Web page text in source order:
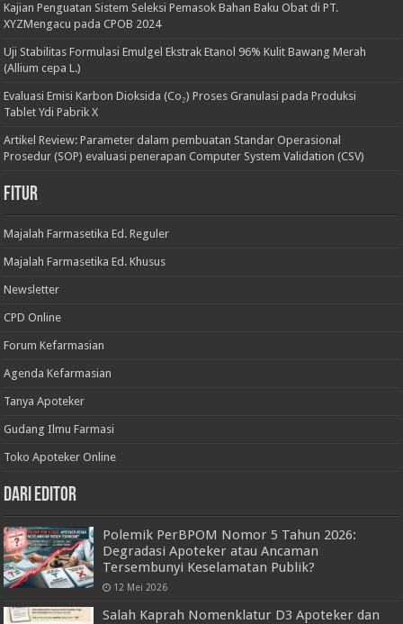
Kajian Penguatan Sistem Seleksi Pemasok Bahan Baku Obat di PT.
XYZMengacu pada CPOB 2024
Uji Stabilitas Formulasi Emulgel Ekstrak Etanol 96% Kulit Bawang Merah
(Allium cepa L.)
Evaluasi Emisi Karbon Dioksida (Co₂) Proses Granulasi pada Produksi
Tablet Ydi Pabrik X
Artikel Review: Parameter dalam pembuatan Standar Operasional
Prosedur (SOP) evaluasi penerapan Computer System Validation (CSV)
Fitur
Majalah Farmasetika Ed. Reguler
Majalah Farmasetika Ed. Khusus
Newsletter
CPD Online
Forum Kefarmasian
Agenda Kefarmasian
Tanya Apoteker
Gudang Ilmu Farmasi
Toko Apoteker Online
Dari Editor
Polemik PerBPOM Nomor 5 Tahun 2026:
Degradasi Apoteker atau Ancaman
Tersembunyi Keselamatan Publik?
12 Mei 2026
Salah Kaprah Nomenklatur D3 Apoteker dan